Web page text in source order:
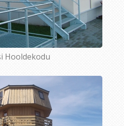
Hooldekodu